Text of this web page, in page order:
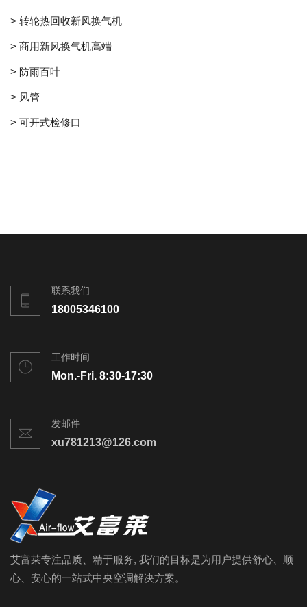
> 转轮热回收新风换气机
> 商用新风换气机高端
> 防雨百叶
> 风管
> 可开式检修口
联系我们
18005346100
工作时间
Mon.-Fri. 8:30-17:30
发邮件
xu781213@126.com
艾富莱专注品质、精于服务, 我们的目标是为用户提供舒心、顺
心、安心的一站式中央空调解决方案。